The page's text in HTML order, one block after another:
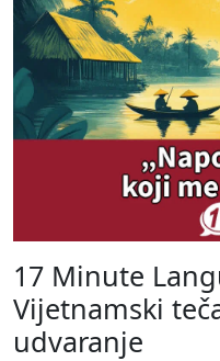
17 Minute
Vijetnamski
udvaranje